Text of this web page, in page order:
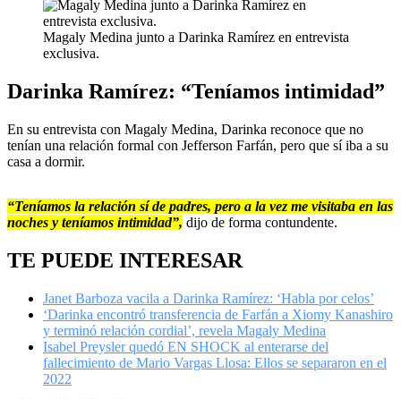
Magaly Medina junto a Darinka Ramírez en entrevista
exclusiva.
Darinka Ramírez: “Teníamos intimidad”
En su entrevista con Magaly Medina, Darinka reconoce que no
tenían una relación formal con Jefferson Farfán, pero que sí iba a su
casa a dormir.
“Teníamos la relación sí de padres, pero a la vez me visitaba en las
noches y teníamos intimidad”, dijo de forma contundente.
TE PUEDE INTERESAR
Janet Barboza vacila a Darinka Ramírez: ‘Habla por celos’
‘Darinka encontró transferencia de Farfán a Xiomy Kanashiro
y terminó relación cordial’, revela Magaly Medina
Isabel Preysler quedó EN SHOCK al enterarse del
fallecimiento de Mario Vargas Llosa: Ellos se separaron en el
2022